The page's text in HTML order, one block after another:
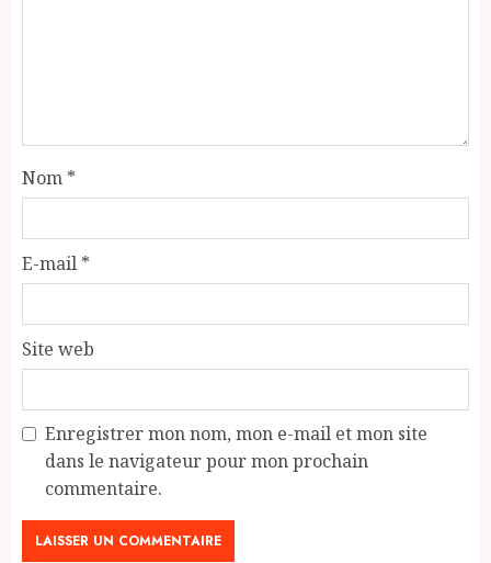
Nom *
E-mail *
Site web
Enregistrer mon nom, mon e-mail et mon site
dans le navigateur pour mon prochain
commentaire.